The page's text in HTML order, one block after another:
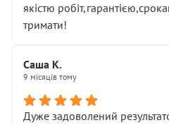
якістю
тримати!
Саша К.
9 місяців тому
Дуже задоволений